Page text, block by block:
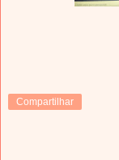
Compartilhar